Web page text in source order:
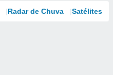
Radar de Chuva Satélites